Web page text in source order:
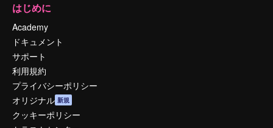
はじめに
Academy
ドキュメント
サポート
利用規約
プライバシーポリシー
オリジナル 新規
クッキーポリシー